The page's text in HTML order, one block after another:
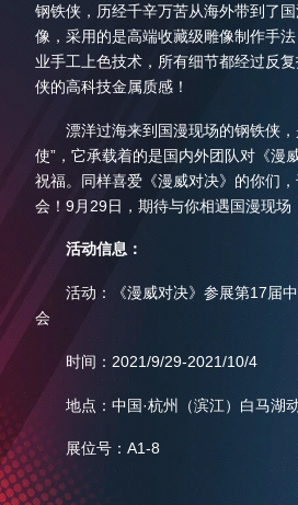
钢铁侠，历经千辛万苦从海外带到了
像，采用的是高端收藏级雕像制作手
业手工上色技术，所有细节都经过反
侠的高科技金属质感！
漂洋过海来到国漫现场的钢铁侠，
使”，它承载着的是国内外团队对《漫
祝福。同样喜爱《漫威对决》的你们
会！9月29日，期待与你相遇国漫现场
活动信息：
活动：《漫威对决》参展第17届中
会
时间：2021/9/29-2021/10/4
地点：中国·杭州（滨江）白马湖
展位号：A1-8